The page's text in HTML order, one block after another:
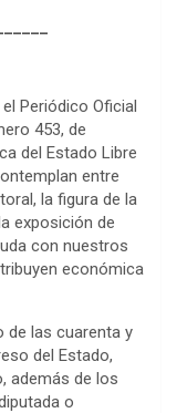
Periódico Oficial
453, de
del Estado Libre
entre
la figura de la
exposición de
con nuestros
económica
de las cuarenta y
del Estado,
además de los
o